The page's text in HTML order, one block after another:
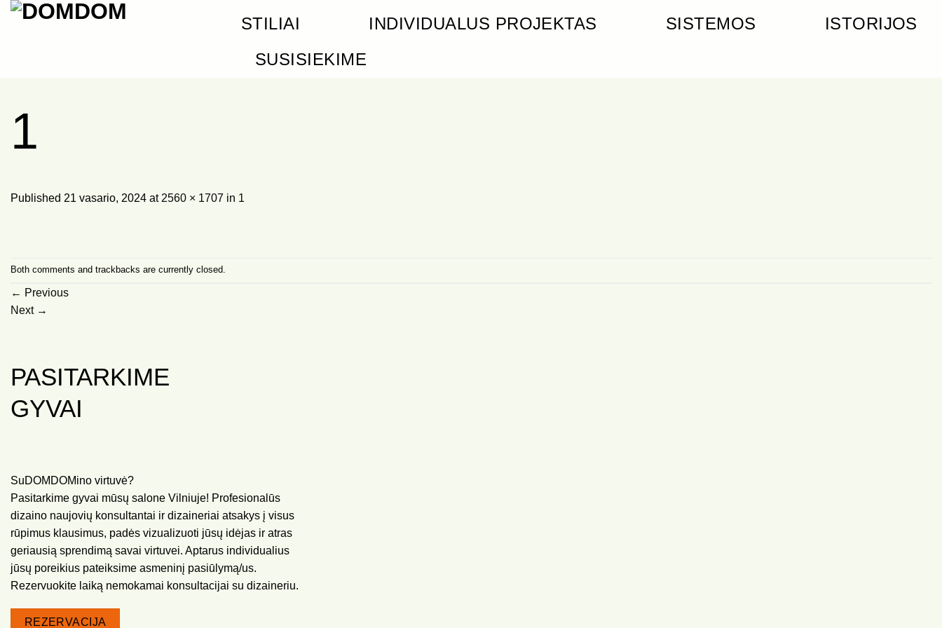
Skip
STILIAI INDIVIDUALUS PROJEKTAS SISTEMOS
ISTORIJOS
SUSISIEKIME
1
Published 21 vasario, 2024 at 2560 × 1707 in 1
Both comments and trackbacks are currently closed.
← Previous
Next →
PASITARKIME
GYVAI
SuDOMDOMino virtuvė?
Pasitarkime gyvai mūsų salone Vilniuje! Profesionalūs
dizaino naujovių konsultantai ir dizaineriai atsakys į visus
rūpimus klausimus, padės vizualizuoti jūsų idėjas ir atras
geriausią sprendimą savai virtuvei. Aptarus individualius
jūsų poreikius pateiksime asmeninį pasiūlymą/us.
Rezervuokite laiką nemokamai konsultacijai su dizaineriu.
REZERVACIJA